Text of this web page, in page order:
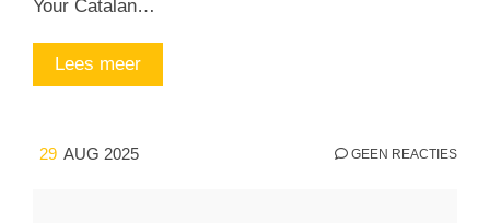
Your Catalan…
Lees meer
29 AUG 2025 GEEN REACTIES